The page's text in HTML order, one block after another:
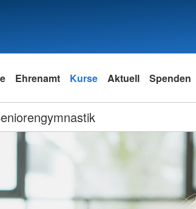
Ehrenamt Kurse Aktuell Spenden